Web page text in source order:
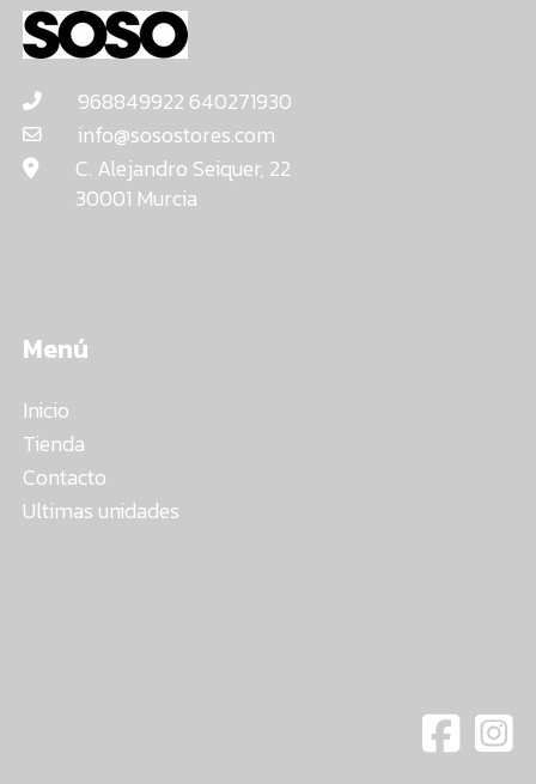
968849922 640271930
info@sosostores.com
C. Alejandro Seiquer, 22
30001 Murcia
Menú
Inicio
Tienda
Contacto
Ultimas unidades